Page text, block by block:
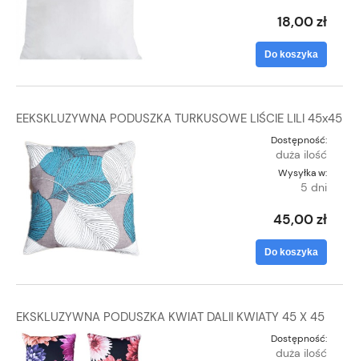
18,00 zł
Do koszyka
EEKSKLUZYWNA PODUSZKA TURKUSOWE LIŚCIE LILI 45x45
Dostępność:
duża ilość
Wysyłka w:
5 dni
45,00 zł
Do koszyka
EKSKLUZYWNA PODUSZKA KWIAT DALII KWIATY 45 X 45
Dostępność:
duża ilość